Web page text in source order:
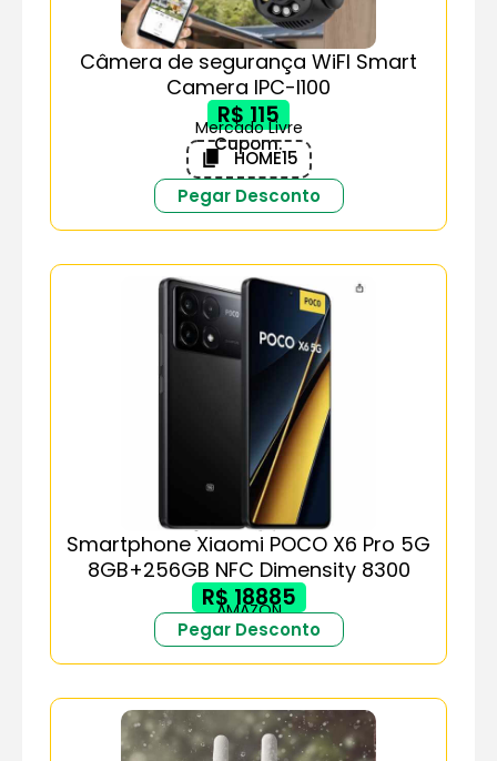
Câmera de segurança WiFI Smart
Camera IPC-I100
R$ 115
Mercado Livre
Cupom:
HOME15
Pegar Desconto
Smartphone Xiaomi POCO X6 Pro 5G
8GB+256GB NFC Dimensity 8300
R$ 18885
AMAZON
Pegar Desconto